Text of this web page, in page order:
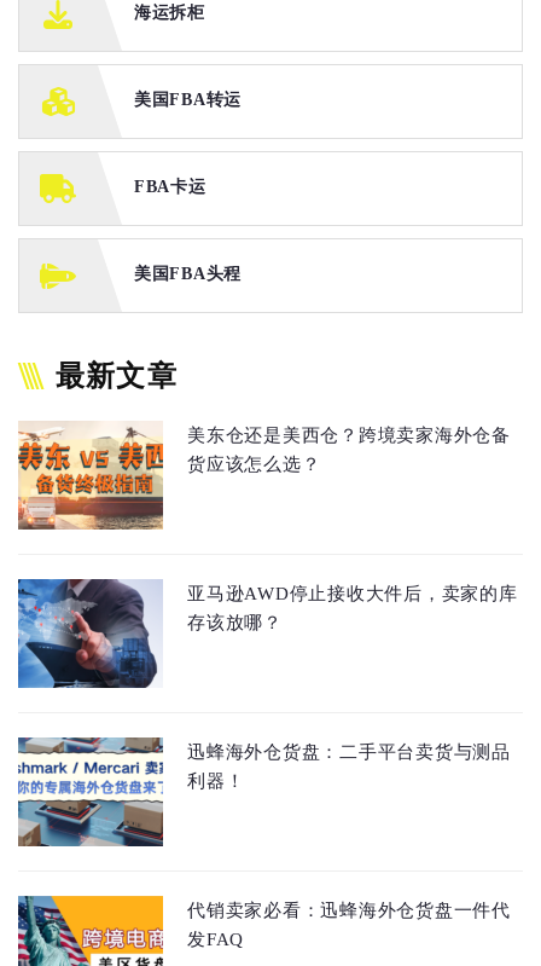
海运拆柜
美国FBA转运
FBA卡运
美国FBA头程
最新文章
美东仓还是美西仓？跨境卖家海外仓备
货应该怎么选？
亚马逊AWD停止接收大件后，卖家的库
存该放哪？
迅蜂海外仓货盘：二手平台卖货与测品
利器！
代销卖家必看：迅蜂海外仓货盘一件代
发FAQ